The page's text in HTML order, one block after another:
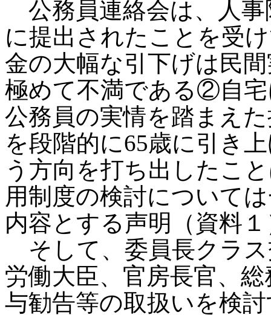
公務員連絡会は、人事
に提出されたことを受
金の大幅な引下げは民
極めて不満である②自
公務員の実情を踏まえ
を段階的に65歳に引き
う方向を打ち出したこ
用制度の検討について
内容とする声明（資料
そして、委員長クラ
労働大臣、官房長官、
与勧告等の取扱いを検